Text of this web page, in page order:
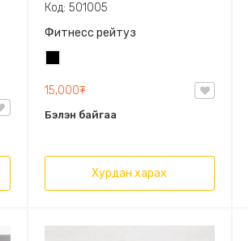
Код: 501005
Фитнесс рейтуз
15,000₮
Бэлэн байгаа
Хурдан харах